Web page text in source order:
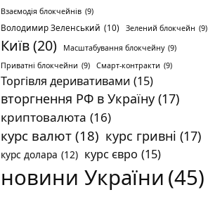
Взаємодія блокчейнів (9)
Володимир Зеленський (10) Зелений блокчейн (9)
Київ(20) Масштабування блокчейну (9)
Приватні блокчейни (9) Смарт-контракти (9)
Торгівля деривативами (15)
вторгнення РФ в Україну (17)
криптовалюта (16)
курс валют (18) курс гривні (17)
курс долара (12) курс євро (15)
новини України (45)